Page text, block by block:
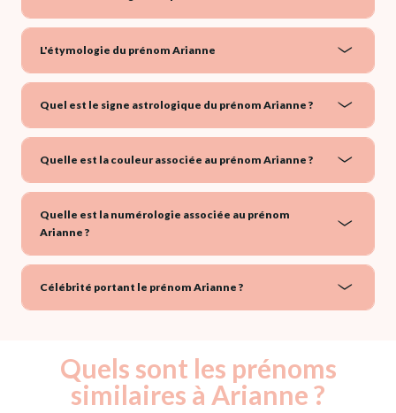
L'étymologie du prénom Arianne
Quel est le signe astrologique du prénom Arianne ?
Quelle est la couleur associée au prénom Arianne ?
Quelle est la numérologie associée au prénom
Arianne ?
Célébrité portant le prénom Arianne ?
Quels sont les prénoms
similaires à Arianne ?